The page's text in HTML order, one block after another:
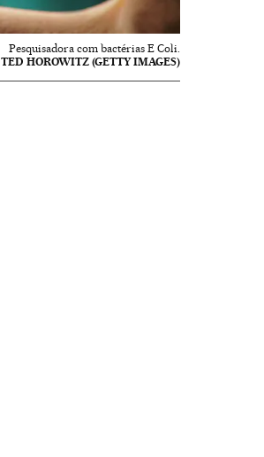
Pesquisadora com bactérias E Coli.
TED HOROWITZ (GETTY IMAGES)